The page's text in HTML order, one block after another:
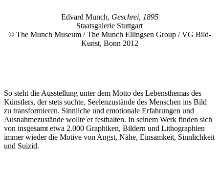
Edvard Munch, Geschrei, 1895
Staatsgalerie Stuttgart
© The Munch Museum / The Munch Ellingsen Group / VG Bild-
Kunst, Bonn 2012
So steht die Ausstellung unter dem Motto des Lebensthemas des
Künstlers, der stets suchte, Seelenzustände des Menschen ins Bild
zu transformieren. Sinnliche und emotionale Erfahrungen und
Ausnahmezustände wollte er festhalten. In seinem Werk finden sich
von insgesamt etwa 2.000 Graphiken, Bildern und Lithographien
immer wieder die Motive von Angst, Nähe, Einsamkeit, Sinnlichkeit
und Suizid.